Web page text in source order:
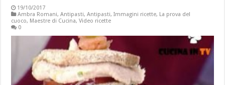
19/10/2017
Ambra Romani,Antipasti,Antipasti,Immagini ricette, La prova del
cuoco, Maestre di Cucina,Video ricette
0